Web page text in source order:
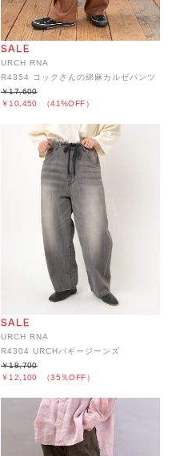
URCH RNA
R4354 コックさんの綿麻カルゼパンツ
￥10,450 （41%OFF）
￥17,600
URCH RNA
R4304 URCHバギージーンズ
￥12,100 （35％OFF）
￥18,700